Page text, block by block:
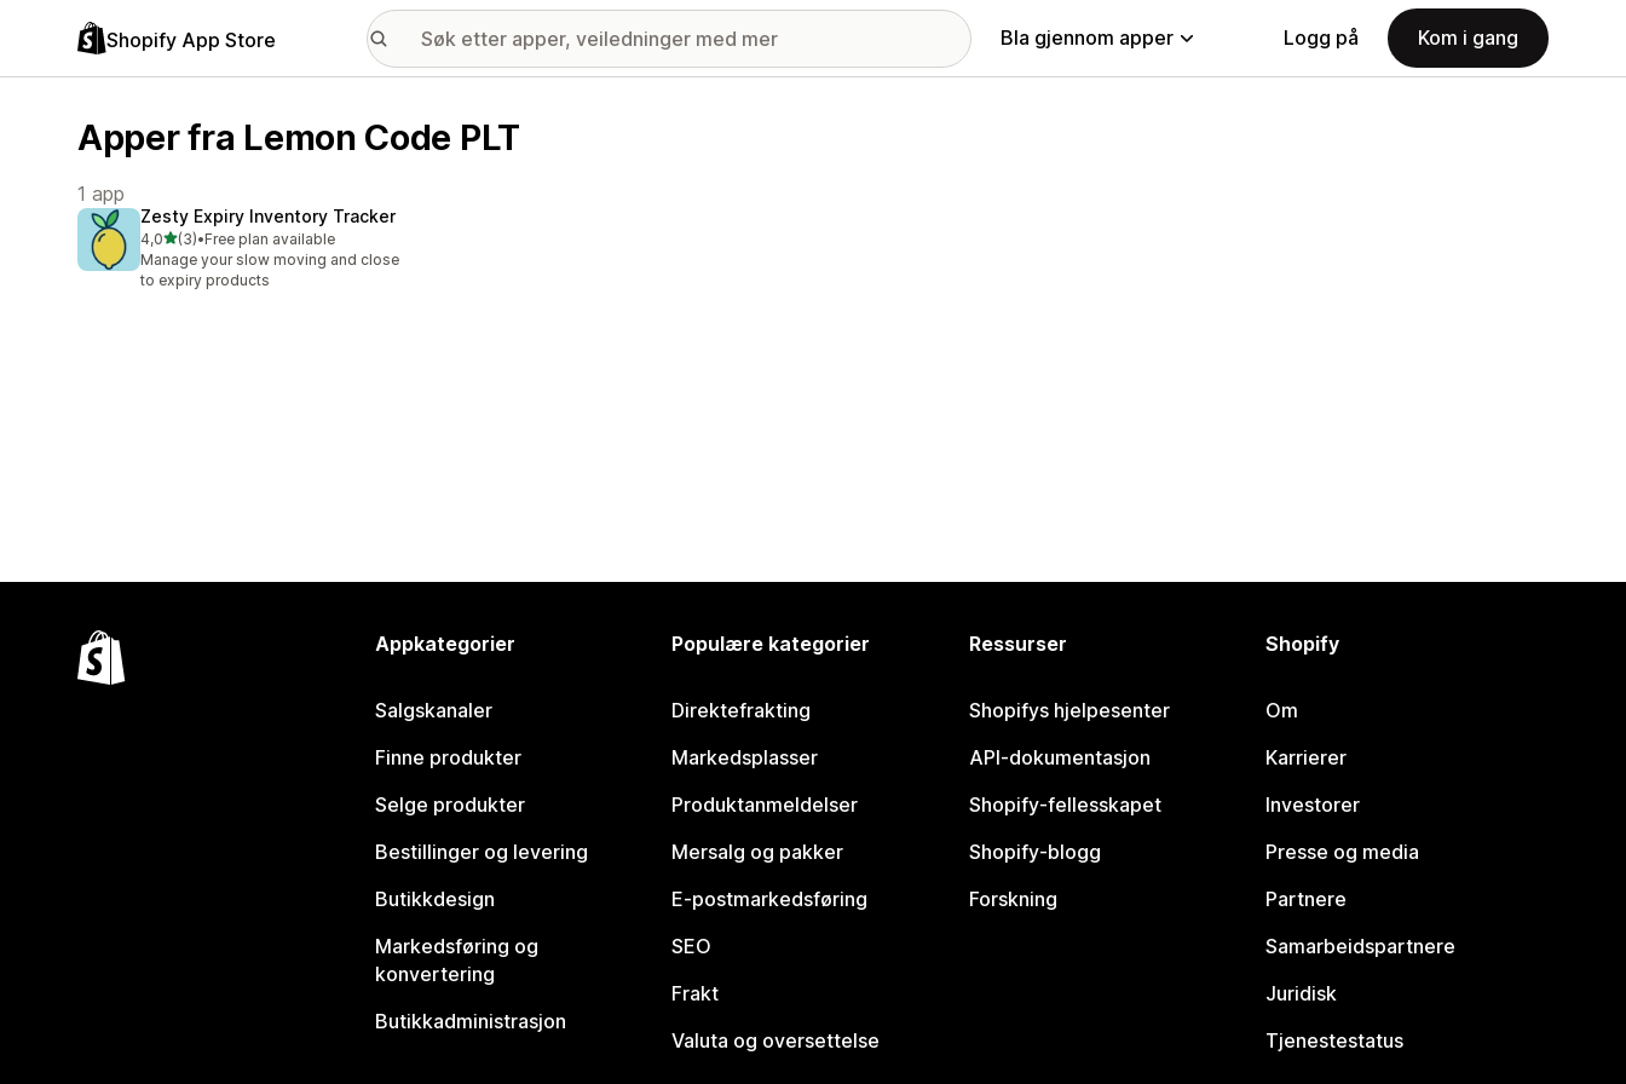
Shopify App Store Bla gjennom apper Logg på Kom i gang
Apper fra Lemon Code PLT
1 app
Zesty Expiry Inventory Tracker
4,0av 5 stjerner
(3)
Totalt 3 omtaler
•Free plan available
Manage your slow moving and close
to expiry products
Appkategorier
Salgskanaler
Finne produkter
Selge produkter
Bestillinger og levering
Butikkdesign
Markedsføring og
konvertering
Butikkadministrasjon
Populære kategorier
Direktefrakting
Markedsplasser
Produktanmeldelser
Mersalg og pakker
E-postmarkedsføring
SEO
Frakt
Valuta og oversettelse
Ressurser
Shopifys hjelpesenter
API-dokumentasjon
Shopify-fellesskapet
Shopify-blogg
Forskning
Shopify
Om
Karrierer
Investorer
Presse og media
Partnere
Samarbeidspartnere
Juridisk
Tjenestestatus